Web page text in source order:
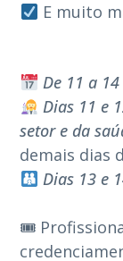
E muito
De 11 a
Dias 11 e
setor e da
demais dias
Dias 13 e
🎟